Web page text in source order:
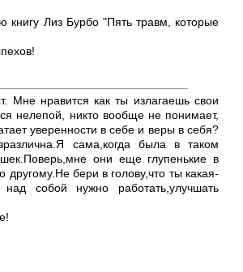
Лиз Бурбо "Пять травм, которые
Мне нравится как ты излагаешь свои
нелепой, никто вообще не понимает,
уверенности в себе и веры в себя?
сама,когда была в таком
они еще глупенькие в
бери в голову,что ты какая-
собой нужно работать,улучшать